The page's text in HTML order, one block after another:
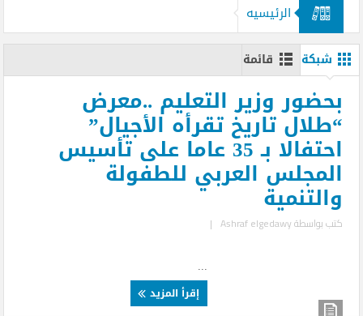
الرئيسيه
#المجلس_العربي_للطفولة_والتنمية
شبكة قائمة
بحضور وزير التعليم ..معرض
“طلال تاريخ تقرأه الأجيال”
احتفالا بـ 35 عاما على تأسيس
المجلس العربي للطفولة
والتنمية
كتب بواسطةAshraf elgedawy
|
إقرأ المزيد